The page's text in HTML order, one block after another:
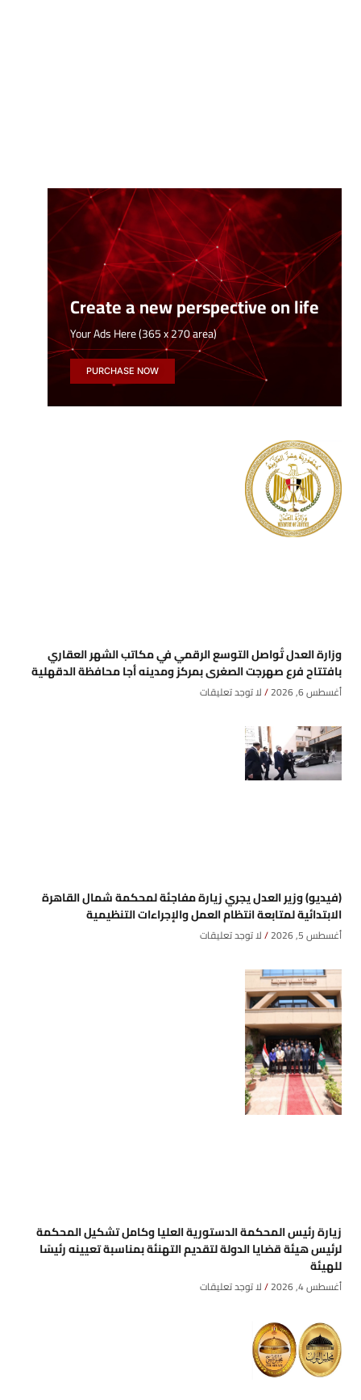
Create a new perspective on life
Your Ads Here (365 x 270 area)
PURCHASE NOW
وزارة العدل تُواصل التوسع الرقمي في مكاتب الشهر العقاري
بافتتاح فرع صهرجت الصغرى بمركز ومدينه أجا محافظة الدقهلية
أغسطس 6, 2026 لا توجد تعليقات
(فيديو) وزير العدل يجري زيارة مفاجئة لمحكمة شمال القاهرة
الابتدائية لمتابعة انتظام العمل والإجراءات التنظيمية
أغسطس 5, 2026 لا توجد تعليقات
زيارة رئيس المحكمة الدستورية العليا وكامل تشكيل المحكمة
لرئيس هيئة قضايا الدولة لتقديم التهنئة بمناسبة تعيينه رئيسًا
للهيئة
أغسطس 4, 2026 لا توجد تعليقات